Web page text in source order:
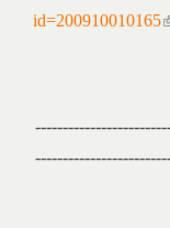
id=200910010165